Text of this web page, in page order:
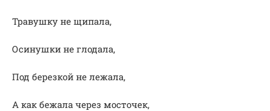
Травушку не щипала,
Осинушки не глодала,
Под березкой не лежала,
А как бежала через мосточек,